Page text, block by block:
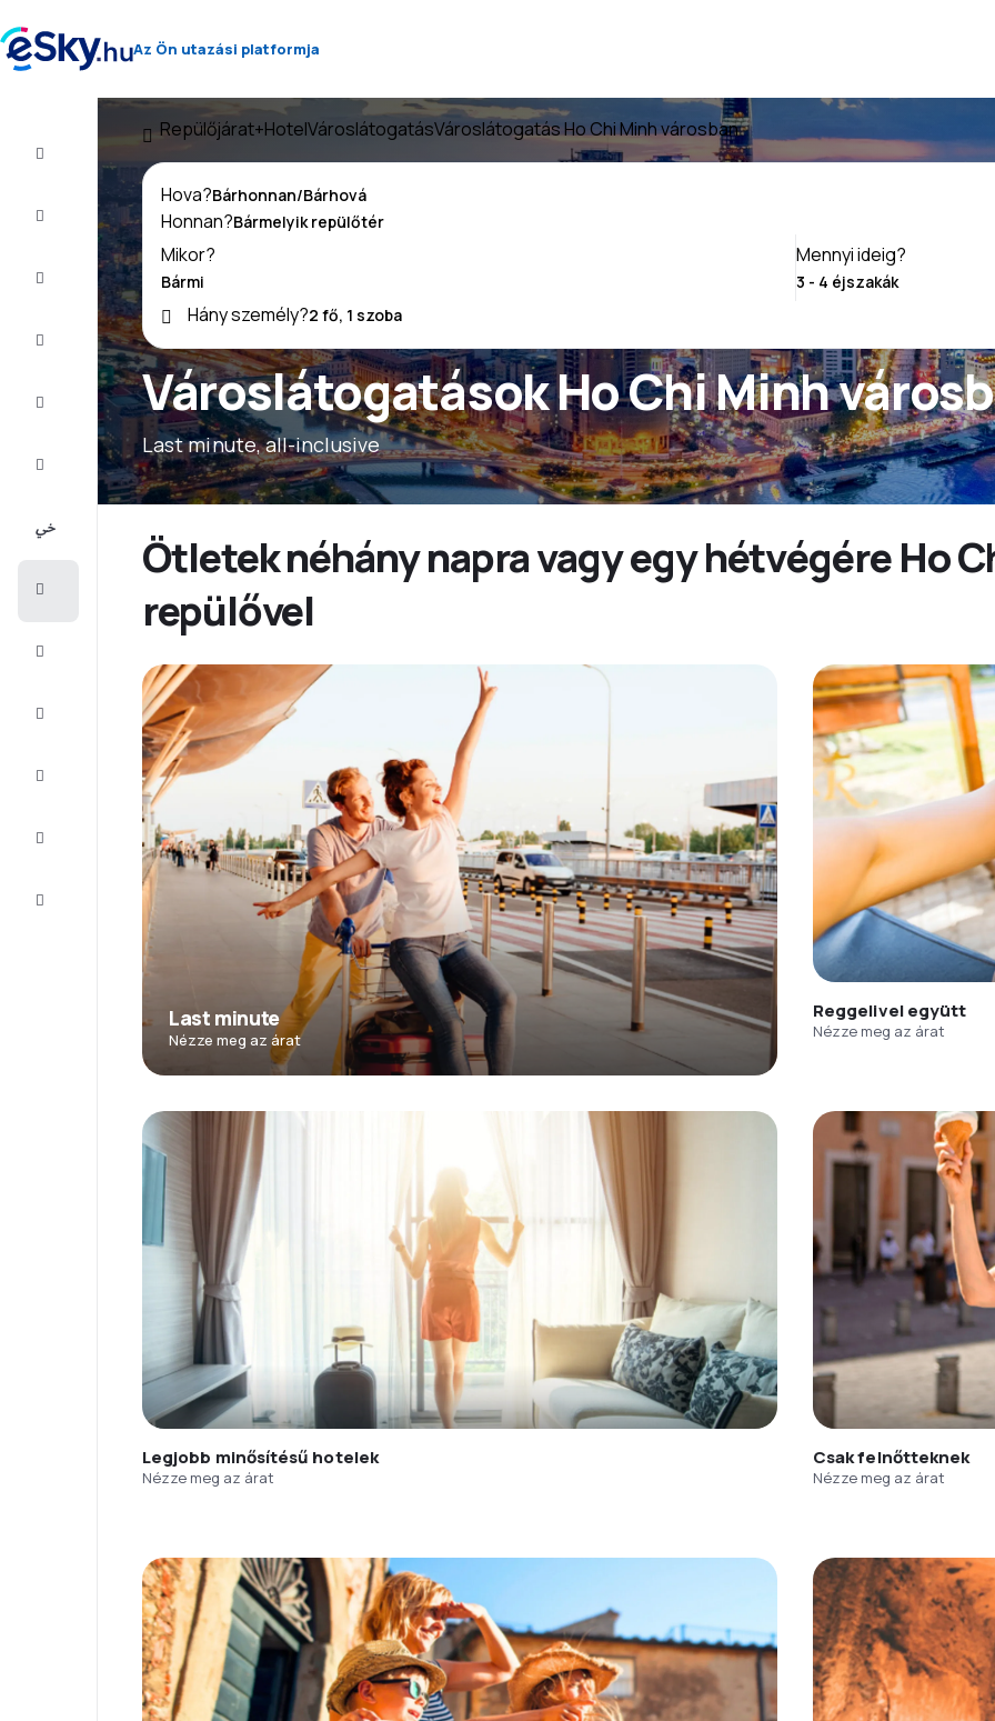
Az Ön utazási platformja
Repülőjegy
Nyaralás
2026/27
Ügyfélszolgálat
Repülőjárat+HotelVároslátogatásVároslátogatás Ho Chi Minh városban
Városlátogatások Ho Chi Minh
Last minute, all-inclusive
Hova?
Honnan?
Mikor?
Mennyi ideig?
Hány személy?
Ötletek néhány napra vagy egy hétvégére Ho
repülővel
Last minute
Nézze meg az árat
Reggelivel együtt
Nézze meg az árat
Legjobb minősítésű hotelek
Nézze meg az árat
Csak felnőtteknek
Nézze meg az árat